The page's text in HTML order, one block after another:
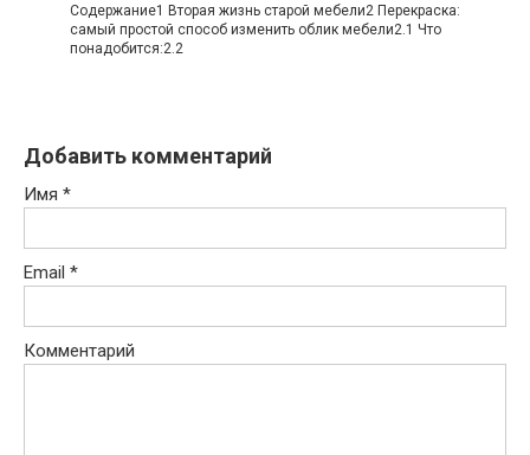
Содержание1 Вторая жизнь старой мебели2 Перекраска:
самый простой способ изменить облик мебели2.1 Что
понадобится:2.2
Добавить комментарий
Имя *
Email *
Комментарий